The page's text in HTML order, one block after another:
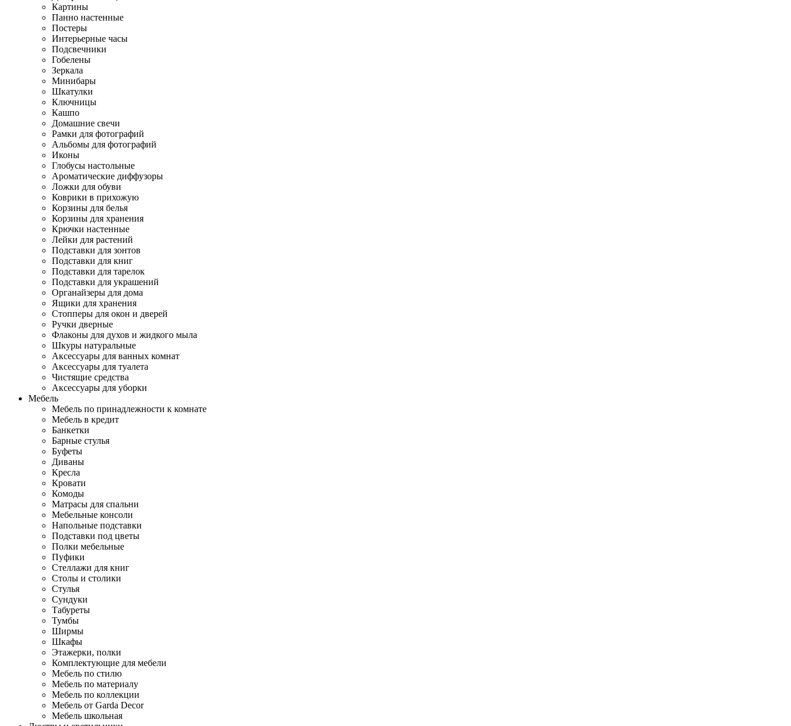
Картины
Панно настенные
Постеры
Интерьерные часы
Подсвечники
Гобелены
Зеркала
Минибары
Шкатулки
Ключницы
Кашпо
Домашние свечи
Рамки для фотографий
Альбомы для фотографий
Иконы
Глобусы настольные
Ароматические диффузоры
Ложки для обуви
Коврики в прихожую
Корзины для белья
Корзины для хранения
Крючки настенные
Лейки для растений
Подставки для зонтов
Подставки для книг
Подставки для тарелок
Подставки для украшений
Органайзеры для дома
Ящики для хранения
Стопперы для окон и дверей
Ручки дверные
Флаконы для духов и жидкого мыла
Шкуры натуральные
Аксессуары для ванных комнат
Аксессуары для туалета
Чистящие средства
Аксессуары для уборки
Мебель
Мебель по принадлежности к комнате
Мебель в кредит
Банкетки
Барные стулья
Буфеты
Диваны
Кресла
Кровати
Комоды
Матрасы для спальни
Мебельные консоли
Напольные подставки
Подставки под цветы
Полки мебельные
Пуфики
Стеллажи для книг
Столы и столики
Стулья
Сундуки
Табуреты
Тумбы
Ширмы
Шкафы
Этажерки, полки
Комплектующие для мебели
Мебель по стилю
Мебель по материалу
Мебель по коллекции
Мебель от Garda Decor
Мебель школьная